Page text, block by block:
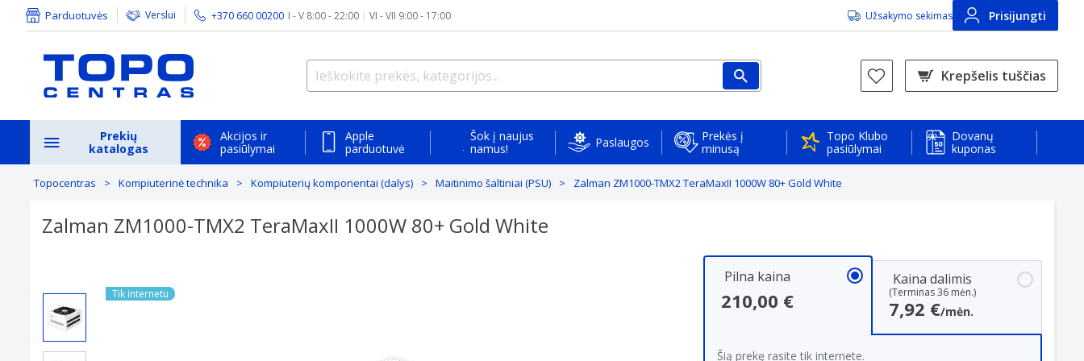
Parduotuvės Verslui +370 660 00200 I - V 8:00 - 22:00 | VI - VII 9:00 - 17:00 Užsakymo sekimas Prisijungti
Krepšelis tuščias
Prekių
katalogas
Akcijos ir
pasiūlymai
Apple
parduotuvė
Šok į naujus
namus!
Paslaugos
Prekės į
minusą
Topo Klubo
pasiūlymai
Dovanų
kuponas
Topocentras Kompiuterinė technika Kompiuterių komponentai (dalys) Maitinimo šaltiniai (PSU) Zalman ZM1000-TMX2 TeraMaxII 1000W 80+ Gold White
Zalman ZM1000-TMX2 TeraMaxII 1000W 80+ Gold White
Tik internetu
Pilna kaina
210,00 €
Kaina dalimis
(Terminas 36 mėn.)
7,92 €/mėn.
Šią prekę rasite tik internete.